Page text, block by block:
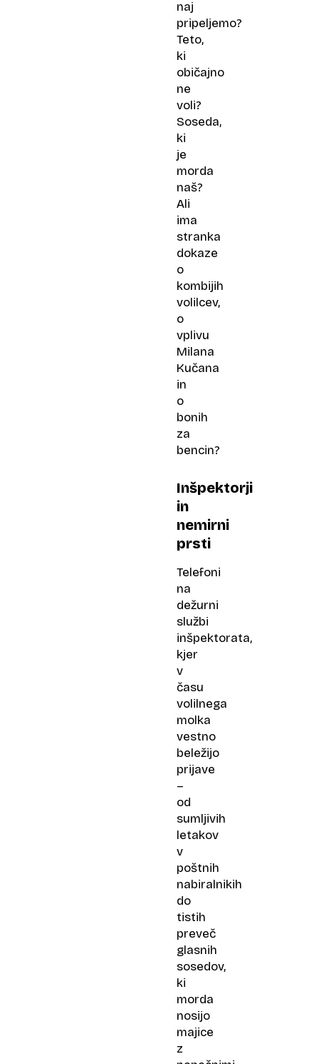
naj
pripeljemo?
Teto,
ki
običajno
ne
voli?
Soseda,
ki
je
morda
naš?
Ali
ima
stranka
dokaze
o
kombijih
volilcev,
o
vplivu
Milana
Kučana
in
o
bonih
za
bencin?
Inšpektorji
in
nemirni
prsti
Telefoni
na
dežurni
službi
inšpektorata,
kjer
v
času
volilnega
molka
vestno
beležijo
prijave
–
od
sumljivih
letakov
v
poštnih
nabiralnikih
do
tistih
preveč
glasnih
sosedov,
ki
morda
nosijo
majice
z